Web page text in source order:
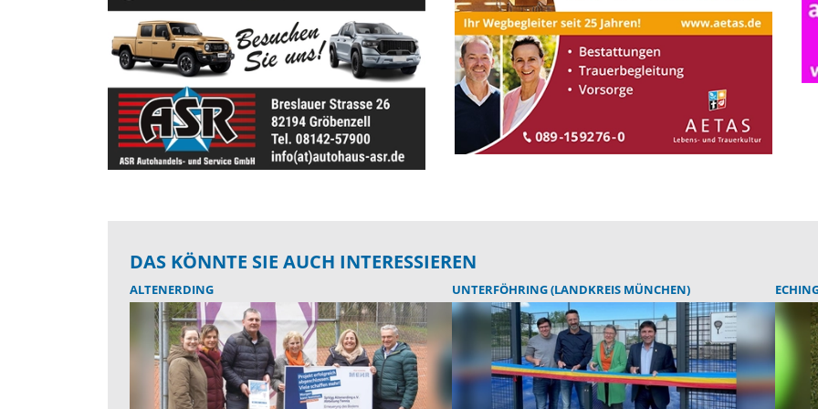
DAS KÖNNTE SIE AUCH INTERESSIEREN
ALTENERDING UNTERFÖHRING (LANDKREIS MÜNCHEN)